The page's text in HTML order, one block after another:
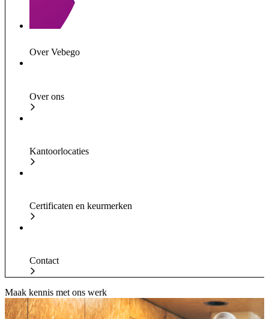
Over Vebego
Over ons
Kantoorlocaties
Certificaten en keurmerken
Contact
Maak kennis met ons werk